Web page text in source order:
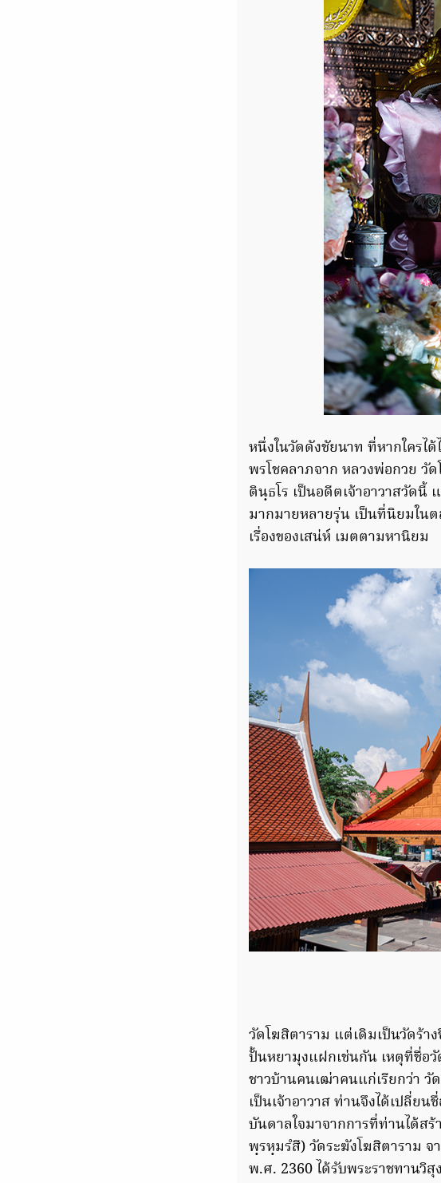
หนึ่งในวัดดังชัยนาท ที่หากใครไ
พรโชคลาภจาก หลวงพ่อกวย วั
ตินฺธโร เป็นอดีตเจ้าอาวาสวัดนี้
มากมายหลายรุ่น เป็นที่นิยมใน
เรื่องของเสน่ห์ เมตตามหานิยม
วัดโฆสิตาราม แต่เดิมเป็นวัดร้
ปั้นหยามุงแฝกเช่นกัน เหตุที่ชื่อ
ชาวบ้านคนเฒ่าคนแก่เรียกว่า
เป็นเจ้าอาวาส ท่านจึงได้เปลี่ย
บันดาลใจมาจากการที่ท่านได้ส
พฺรหฺมรํสี) วัดระฆังโฆสิตาราม
พ.ศ. 2360 ได้รับพระราชทานวิ